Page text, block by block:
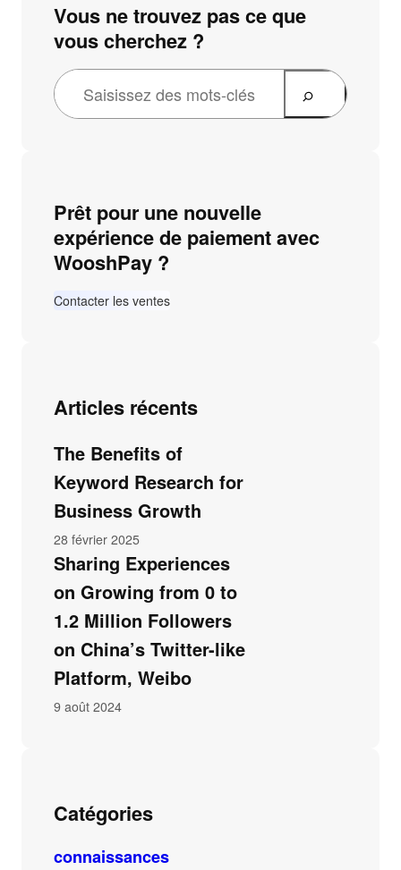
Vous ne trouvez pas ce que
vous cherchez ?
Prêt pour une nouvelle
expérience de paiement avec
WooshPay ?
Contacter les ventes
Articles récents
The Benefits of
Keyword Research for
Business Growth
28 février 2025
Sharing Experiences
on Growing from 0 to
1.2 Million Followers
on China’s Twitter-like
Platform, Weibo
9 août 2024
Catégories
connaissances